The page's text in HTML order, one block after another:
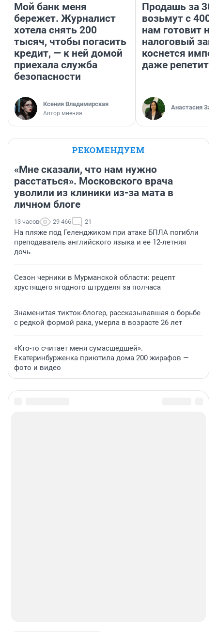
Мой банк меня
бережет. Журналист
хотела снять 200
тысяч, чтобы погасить
кредит, — к ней домой
приехала служба
безопасности
Ксения Владимирская
Автор мнения
Продашь за
возьмут с
нам готовит
налоговый
коснется
даже
Анастасия
РЕКОМЕНДУЕМ
«Мне сказали, что нам нужно
расстаться». Московского врача
уволили из клиники из-за мата в
личном блоге
13 часов 29 466 21
На пляже под Геленджиком при атаке БПЛА погибли
преподаватель английского языка и ее 12-летняя
дочь
Сезон черники в Мурманской области: рецепт
хрустящего ягодного штруделя за полчаса
Знаменитая тикток-блогер, рассказывавшая о борьбе
с редкой формой рака, умерла в возрасте 26 лет
«Кто-то считает меня сумасшедшей».
Екатеринбурженка приютила дома 200 жирафов —
фото и видео